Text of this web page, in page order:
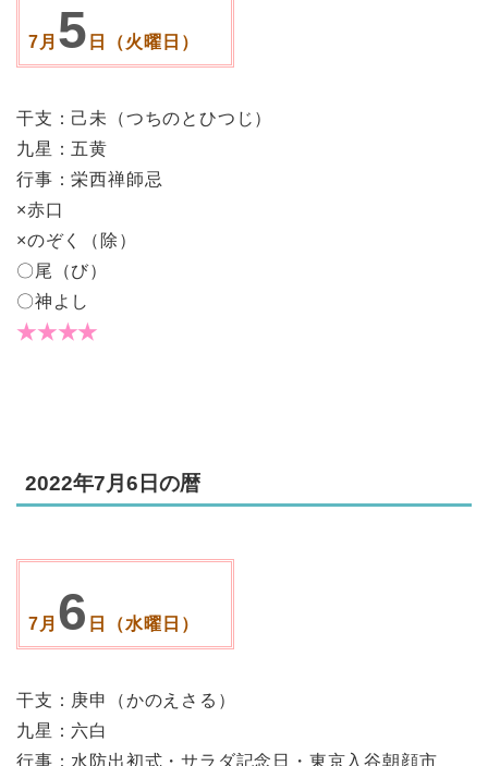
7月 5 日（火曜日）
干支：己未（つちのとひつじ）
九星：五黄
行事：栄西禅師忌
×赤口
×のぞく（除）
〇尾（び）
〇神よし
★★★★
2022年7月6日の暦
7月 6 日（水曜日）
干支：庚申（かのえさる）
九星：六白
行事：水防出初式・サラダ記念日・東京入谷朝顔市